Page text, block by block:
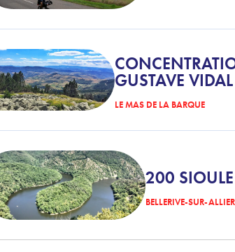
GUSTAVE VIDAL
LE MAS DE LA BARQUE
200
BELLERIVE-SUR-ALLIER